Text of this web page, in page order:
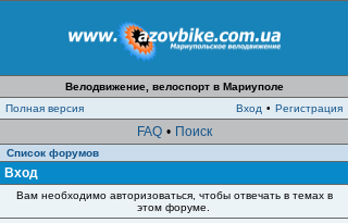
Велодвижение, велоспорт в Мариуполе
Полная версия
Вход • Регистрация
FAQ • Поиск
Список форумов
Вход
Вам необходимо авторизоваться, чтобы отвечать в темах в
этом форуме.